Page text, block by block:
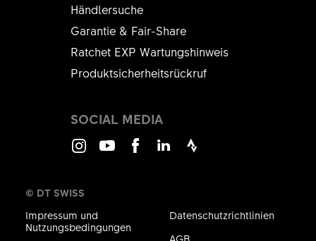
Händlersuche
Garantie & Fair-Share
Ratchet EXP Wartungshinweis
Produktsicherheitsrückruf
SOCIAL MEDIA
© DT SWISS
Impressum und
Nutzungsbedingungen
Datenschutzrichtlinien
AGB